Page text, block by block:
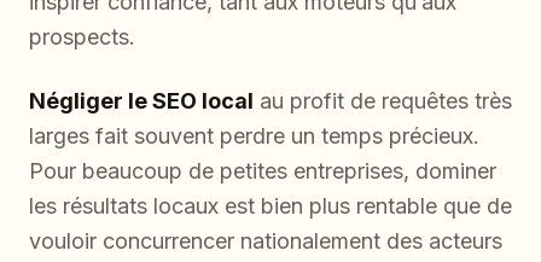
prospects.
Négliger le SEO local au profit de requêtes très
larges fait souvent perdre un temps précieux.
Pour beaucoup de petites entreprises, dominer
les résultats locaux est bien plus rentable que de
vouloir concurrencer nationalement des acteurs